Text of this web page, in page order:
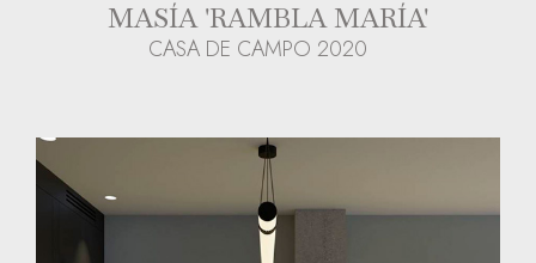
MASÍA 'RAMBLA MARÍA'
CASA DE CAMPO 2020